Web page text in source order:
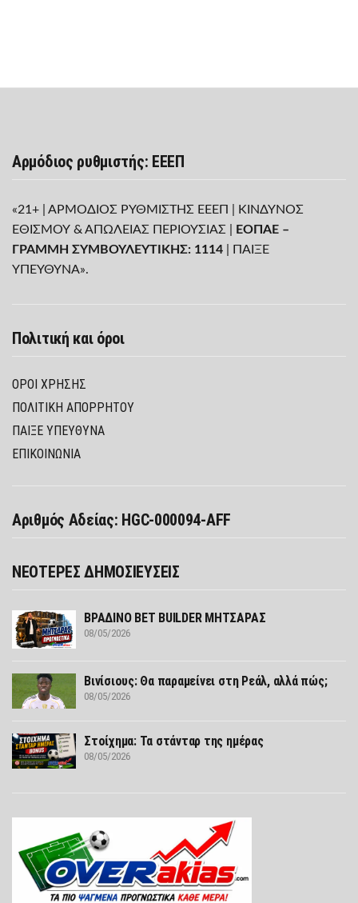
Αρμόδιος ρυθμιστής: ΕΕΕΠ
«21+ | ΑΡΜΟΔΙΟΣ ΡΥΘΜΙΣΤΗΣ ΕΕΕΠ | ΚΙΝΔΥΝΟΣ
ΕΘΙΣΜΟΥ & ΑΠΩΛΕΙΑΣ ΠΕΡΙΟΥΣΙΑΣ |
ΕΟΠΑΕ –
ΓΡΑΜΜΗ ΣΥΜΒΟΥΛΕΥΤΙΚΗΣ: 1114 | ΠΑΙΞΕ
ΥΠΕΥΘΥΝΑ».
Πολιτική και όροι
ΌΡΟΙ ΧΡΉΣΗΣ
ΠΟΛΙΤΙΚΉ ΑΠΟΡΡΉΤΟΥ
ΠΑΊΞΕ ΥΠΕΎΘΥΝΑ
ΕΠΙΚΟΙΝΩΝΙΑ
Αριθμός Αδείας: HGC-000094-AFF
ΝΕΟΤΕΡΕΣ ΔΗΜΟΣΙΕΥΣΕΙΣ
ΒΡΑΔΙΝΟ BET BUILDER ΜΗΤΣΑΡΑΣ
08/05/2026
Βινίσιους: Θα παραμείνει στη Ρεάλ, αλλά πώς;
08/05/2026
Στοίχημα: Τα στάνταρ της ημέρας
08/05/2026